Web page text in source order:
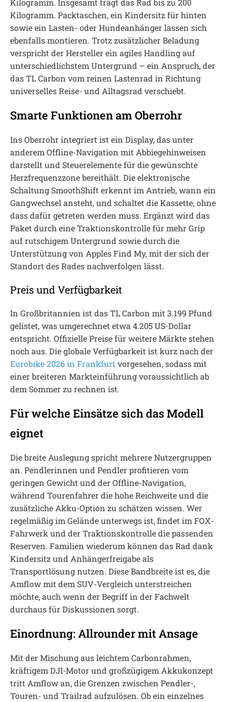
Kilogramm. Packtaschen, ein Kindersitz für hinten
sowie ein Lasten- oder Hundeanhänger lassen sich
ebenfalls montieren. Trotz zusätzlicher Beladung
verspricht der Hersteller ein agiles Handling auf
unterschiedlichstem Untergrund – ein Anspruch, der
das TL Carbon vom reinen Lastenrad in Richtung
universelles Reise- und Alltagsrad verschiebt.
Smarte Funktionen am Oberrohr
Ins Oberrohr integriert ist ein Display, das unter
anderem Offline-Navigation mit Abbiegehinweisen
darstellt und Steuerelemente für die gewünschte
Herzfrequenzzone bereithält. Die elektronische
Schaltung SmoothShift erkennt im Antrieb, wann ein
Gangwechsel ansteht, und schaltet die Kassette, ohne
dass dafür getreten werden muss. Ergänzt wird das
Paket durch eine Traktionskontrolle für mehr Grip
auf rutschigem Untergrund sowie durch die
Unterstützung von Apples Find My, mit der sich der
Standort des Rades nachverfolgen lässt.
Preis und Verfügbarkeit
In Großbritannien ist das TL Carbon mit 3.199 Pfund
gelistet, was umgerechnet etwa 4.205 US-Dollar
entspricht. Offizielle Preise für weitere Märkte stehen
noch aus. Die globale Verfügbarkeit ist kurz nach der
Eurobike 2026 in Frankfurt vorgesehen, sodass mit
einer breiteren Markteinführung voraussichtlich ab
dem Sommer zu rechnen ist.
Für welche Einsätze sich das Modell
eignet
Die breite Auslegung spricht mehrere Nutzergruppen
an. Pendlerinnen und Pendler profitieren vom
geringen Gewicht und der Offline-Navigation,
während Tourenfahrer die hohe Reichweite und die
zusätzliche Akku-Option zu schätzen wissen. Wer
regelmäßig im Gelände unterwegs ist, findet im FOX-
Fahrwerk und der Traktionskontrolle die passenden
Reserven. Familien wiederum können das Rad dank
Kindersitz und Anhängerfreigabe als
Transportlösung nutzen. Diese Bandbreite ist es, die
Amflow mit dem SUV-Vergleich unterstreichen
möchte, auch wenn der Begriff in der Fachwelt
durchaus für Diskussionen sorgt.
Einordnung: Allrounder mit Ansage
Mit der Mischung aus leichtem Carbonrahmen,
kräftigem DJI-Motor und großzügigem Akkukonzept
tritt Amflow an, die Grenzen zwischen Pendler-,
Touren- und Trailrad aufzulösen. Ob ein einzelnes